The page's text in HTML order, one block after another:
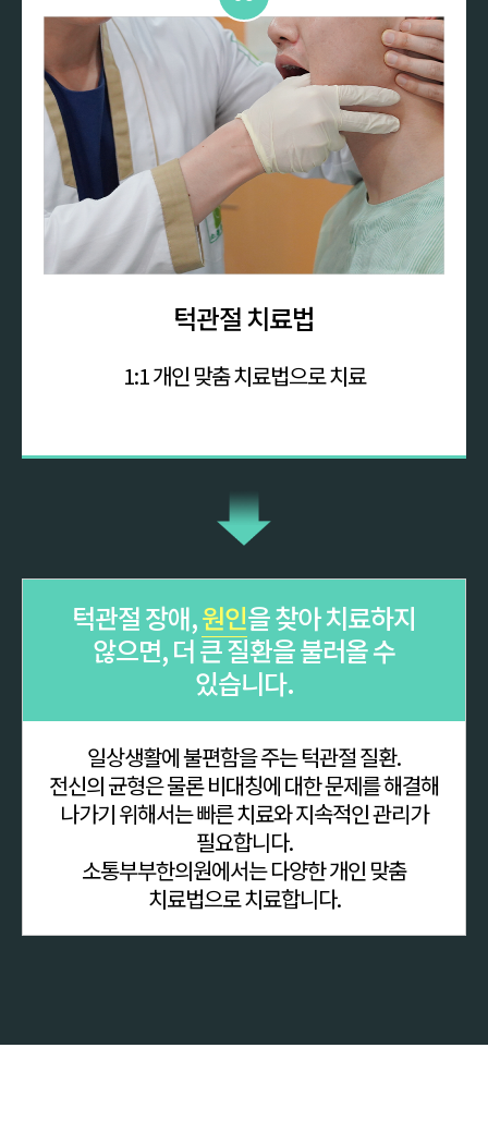
턱관절 치료법
1:1 개인 맞춤치료법으로 치료
턱관절 장애,원인을 찾아 치료하지
않으면, 더 큰 질환을 불러올 수
있습니다.
일상생활에 불편함을 주는 턱관절 질환.
전신의 균형은 물론 비대칭에 대한 문제를 해결해
나가기 위해서는 빠른 치료와 지속적인 관리가
필요합니다.
소통부부한의원에서는 다양한 개인 맞춤
치료법으로 치료합니다.